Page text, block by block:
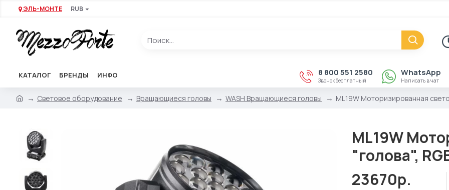
ЭЛЬ-МОНТЕ RUB
КАТАЛОГ БРЕНДЫ ИНФО 8 800 551 2580
Звонок бесплатный
WhatsApp
Написать в чат
Световое оборудование Вращающиеся головы WASH Вращающиеся головы ML19W Моторизированная
ML19W
"голова",
23670р.